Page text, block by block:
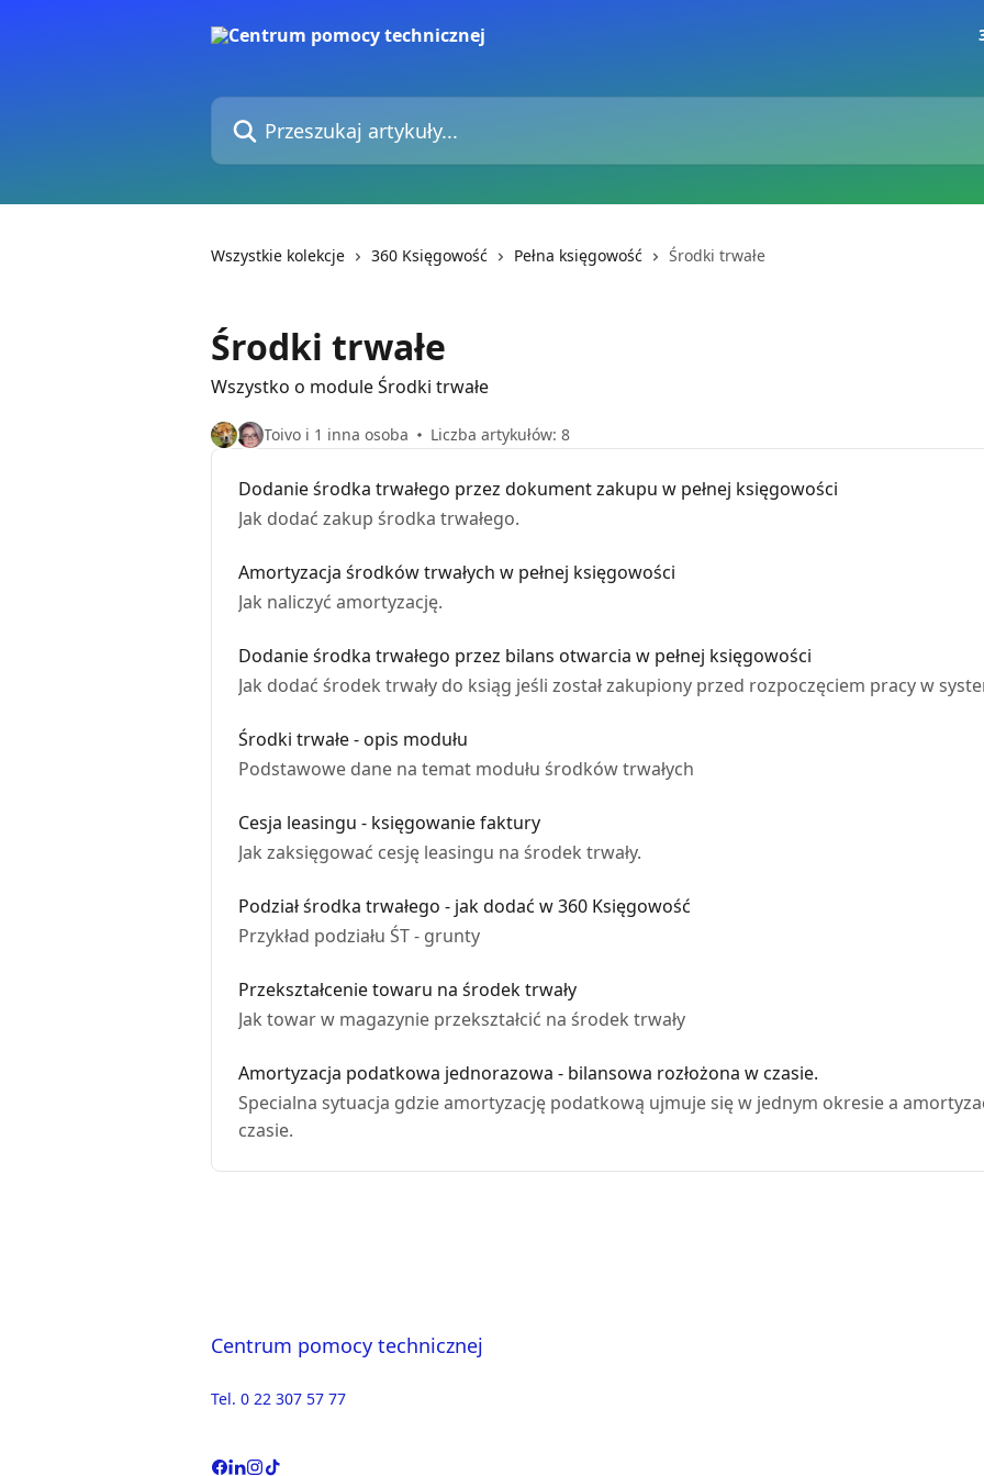
Przeszukaj artykuły...
Wszystkie kolekcje 360 Księgowość Pełna księgowość Środki trwałe
Środki trwałe
Wszystko o module Środki trwałe
Toivo i 1 inna osoba Liczba artykułów: 8
Dodanie środka trwałego przez dokument zakupu w pełnej księgowości
Jak dodać zakup środka trwałego.
Amortyzacja środków trwałych w pełnej księgowości
Jak naliczyć amortyzację.
Dodanie środka trwałego przez bilans otwarcia w pełnej księgowości
Jak dodać środek trwały do ksiąg jeśli został zakupiony przed rozpoczęciem pracy w
Środki trwałe - opis modułu
Podstawowe dane na temat modułu środków trwałych
Cesja leasingu - księgowanie faktury
Jak zaksięgować cesję leasingu na środek trwały.
Podział środka trwałego - jak dodać w 360 Księgowość
Przykład podziału ŚT - grunty
Przekształcenie towaru na środek trwały
Jak towar w magazynie przekształcić na środek trwały
Amortyzacja podatkowa jednorazowa - bilansowa rozłożona w czasie.
Specialna sytuacja gdzie amortyzację podatkową ujmuje się w jednym okresie a
czasie.
Centrum pomocy technicznej
Tel. 0 22 307 57 77